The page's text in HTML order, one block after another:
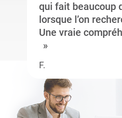
qui fait beaucoup
lorsque l’on
Une vraie
F.